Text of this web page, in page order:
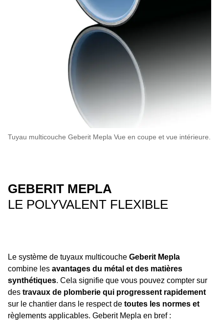
Tuyau multicouche Geberit Mepla Vue en coupe et vue intérieure.
GEBERIT MEPLA
LE POLYVALENT FLEXIBLE
Le système de tuyaux multicouche Geberit Mepla
combine les avantages du métal et des matières
synthétiques. Cela signifie que vous pouvez compter sur
des travaux de plomberie qui progressent rapidement
sur le chantier dans le respect de toutes les normes et
règlements applicables. Geberit Mepla en bref :